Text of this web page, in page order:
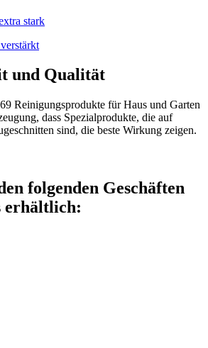
stark
und Qualität
Reinigungsprodukte für Haus und Garten
dass Spezialprodukte, die auf
sind, die beste Wirkung zeigen.
folgenden Geschäften
erhältlich: